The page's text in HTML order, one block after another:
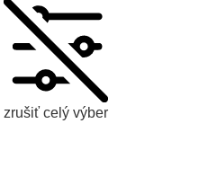
zrušiť celý výber